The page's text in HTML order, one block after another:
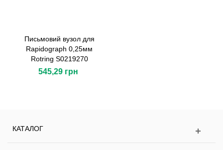
Письмовий вузол для
Rapidograph 0,25мм
Rotring S0219270
545,29 грн
КАТАЛОГ